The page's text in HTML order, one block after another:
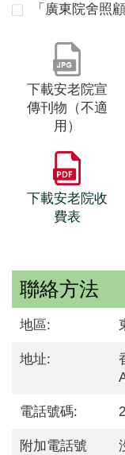
「廣東院舍照
下載安老院宣
傳刊物（不適
用）
下載安老院收
費表
聯絡方法
地區:
地址:
電話號碼:
附加電話號